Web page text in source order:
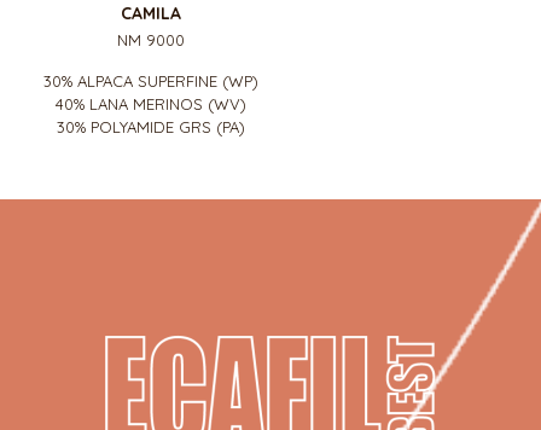
CAMILA
NM 9000
30% ALPACA SUPERFINE (WP)
40% LANA MERINOS (WV)
30% POLYAMIDE GRS (PA)